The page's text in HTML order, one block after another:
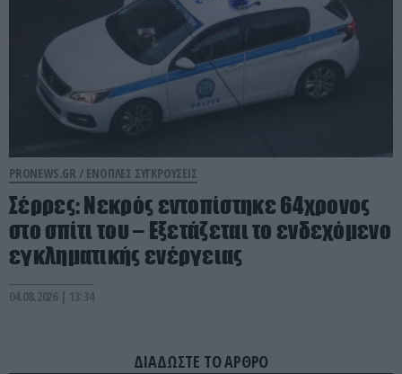
PRONEWS.GR / ΕΝΟΠΛΕΣ ΣΥΓΚΡΟΥΣΕΙΣ
Σέρρες: Νεκρός εντοπίστηκε 64χρονος
στο σπίτι του – Εξετάζεται το ενδεχόμενο
εγκληματικής ενέργειας
04.08.2026 | 13:34
ΔΙΑΔΩΣΤΕ ΤΟ ΑΡΘΡΟ